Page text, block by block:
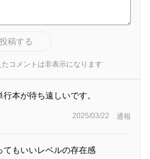
投稿する
コメントは非表示になります
本が待ち遠しいです。
2025/03/22 通報
てもいいレベルの存在感